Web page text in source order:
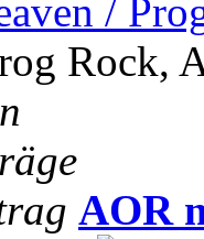
/
Rock,
AOR